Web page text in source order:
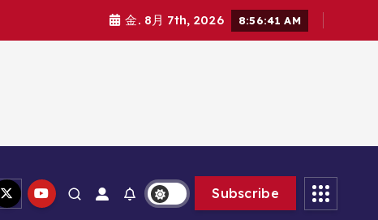
金. 8月 7th, 2026 8:56:43 AM
Subscribe